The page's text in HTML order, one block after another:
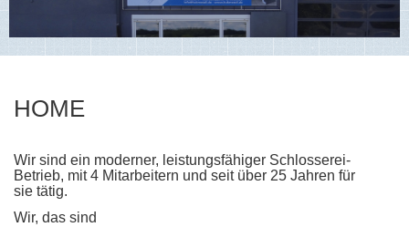
HOME
Wir sind ein moderner, leistungsfähiger Schlosserei-
Betrieb, mit 4 Mitarbeitern und seit über 25 Jahren für
sie tätig.
Wir, das sind